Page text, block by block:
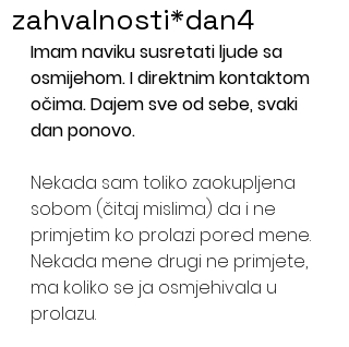
zahvalnosti*dan4
Imam naviku susretati ljude sa
osmijehom. I direktnim kontaktom
očima. Dajem sve od sebe, svaki
dan ponovo.
Nekada sam toliko zaokupljena
sobom (čitaj mislima) da i ne
primjetim ko prolazi pored mene.
Nekada mene drugi ne primjete,
ma koliko se ja osmjehivala u
prolazu.